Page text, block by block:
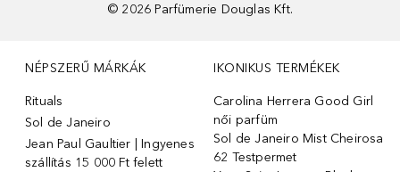
© 2026 Parfümerie Douglas Kft.
NÉPSZERŰ MÁRKÁK
Rituals
Sol de Janeiro
Jean Paul Gaultier | Ingyenes
szállítás 15 000 Ft felett
IKONIKUS TERMÉKEK
Carolina Herrera Good Girl
női parfüm
Sol de Janeiro Mist Cheirosa
62 Testpermet